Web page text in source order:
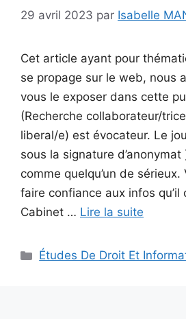
29 avril 2023 par Isabelle
Cet article ayant pour
se propage sur le web, nous
vous le exposer dans cette
(Recherche collaborateur/
liberal/e) est évocateur. Le
sous la signature
comme quelqu’un de
faire confiance aux infos qu’il
Cabinet … Lire la suite
Catégories
Études De Droit Et